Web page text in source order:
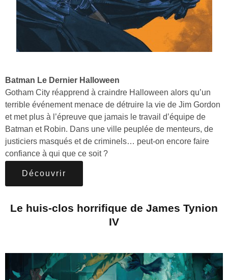
Batman Le Dernier Halloween
Gotham City réapprend à craindre Halloween alors qu’un
terrible événement menace de détruire la vie de Jim Gordon
et met plus à l’épreuve que jamais le travail d’équipe de
Batman et Robin. Dans une ville peuplée de menteurs, de
justiciers masqués et de criminels… peut-on encore faire
confiance à qui que ce soit ?
Découvrir
Le huis-clos horrifique de James Tynion
IV